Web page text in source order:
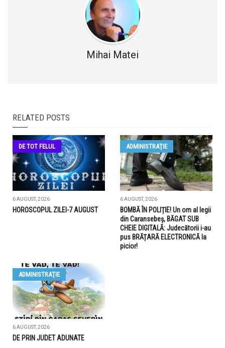
Mihai Matei
RELATED POSTS
DE TOT FELUL
6 AUGUST, 2026
HOROSCOPUL ZILEI-7 AUGUST
ADMINISTRAŢIE
6 AUGUST, 2026
BOMBĂ ÎN POLIȚIE! Un om al legii
din Caransebeș, BĂGAT SUB
CHEIE DIGITALĂ: Judecătorii i-au
pus BRĂȚARĂ ELECTRONICĂ la
picior!
ADMINISTRAŢIE
6 AUGUST, 2026
DE PRIN JUDET ADUNATE